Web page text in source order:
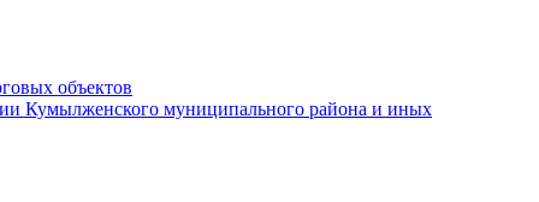
объектов
Кумылженского муниципального района и иных